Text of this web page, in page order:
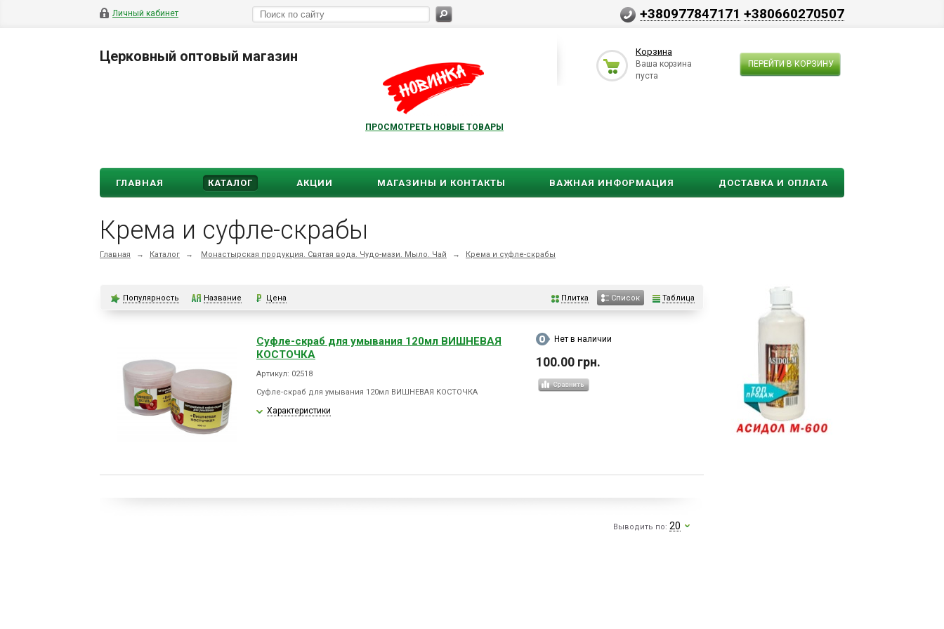
Личный кабинет +380977847171 +380660270507
Церковный оптовый магазин
ПРОСМОТРЕТЬ НОВЫЕ ТОВАРЫ
Корзина
Ваша корзина
пуста
ПЕРЕЙТИ В КОРЗИНУ
ГЛАВНАЯ КАТАЛОГ АКЦИИ МАГАЗИНЫ И КОНТАКТЫ ВАЖНАЯ ИНФОРМАЦИЯ ДОСТАВКА И ОПЛАТА
Крема и суфле-скрабы
Главная → Каталог → Монастырская продукция. Святая вода. Чудо-мази. Мыло. Чай → Крема и суфле-скрабы
Популярность Название Цена Плитка Список Таблица
Суфле-скраб для умывания 120мл ВИШНЕВАЯ
КОСТОЧКА
Артикул: 02518
Суфле-скраб для умывания 120мл ВИШНЕВАЯ КОСТОЧКА
Характеристики
Нет в наличии
100.00 грн.
Выводить по: 20